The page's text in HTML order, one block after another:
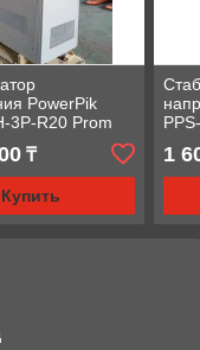
PowerPik
3P-R20 Prom
120 кВА
₸
Купить
380
1